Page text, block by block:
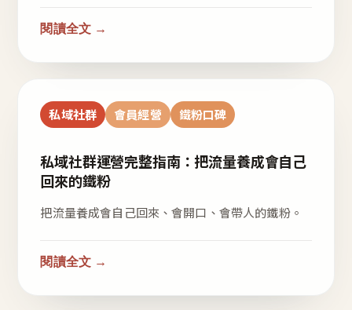
閱讀全文 →
私域社群 會員經營 鐵粉口碑
私域社群運營完整指南：把流量養成會自己
回來的鐵粉
把流量養成會自己回來、會開口、會帶人的鐵粉。
閱讀全文 →